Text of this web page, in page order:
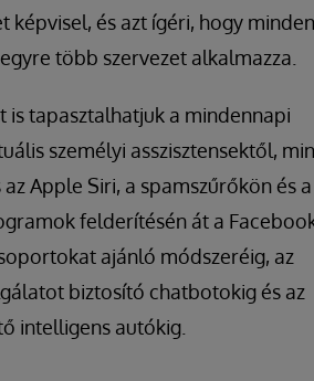
képvisel, és azt ígéri, hogy
több szervezet alkalmazza.
is tapasztalhatjuk a mindennapi
személyi asszisztensektől,
Apple Siri, a spamszűrőkön és a
felderítésén át a
ajánló módszeréig, az
biztosító chatbotokig és az
intelligens autókig.